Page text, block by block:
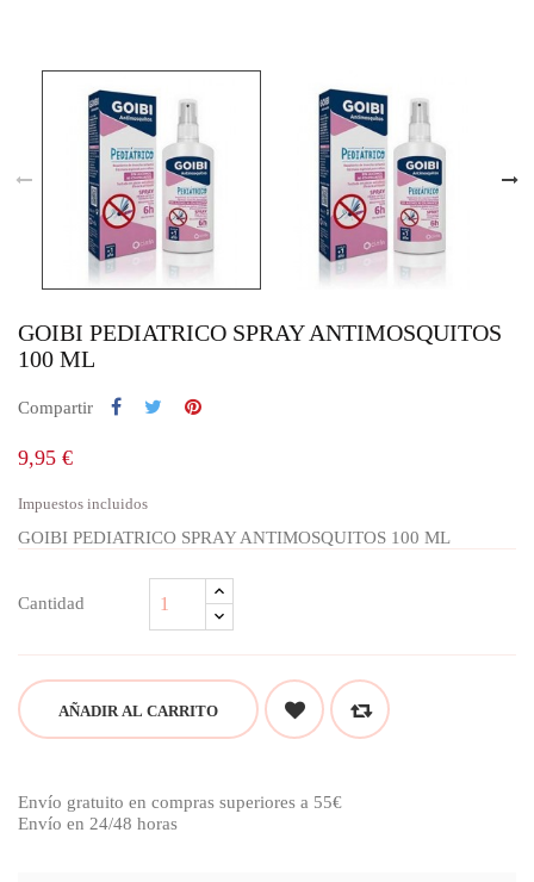
GOIBI PEDIATRICO SPRAY ANTIMOSQUITOS
100 ML
Compartir
9,95 €
Impuestos incluidos
GOIBI PEDIATRICO SPRAY ANTIMOSQUITOS 100 ML
Cantidad
AÑADIR AL CARRITO
Envío gratuito en compras superiores a 55€
Envío en 24/48 horas